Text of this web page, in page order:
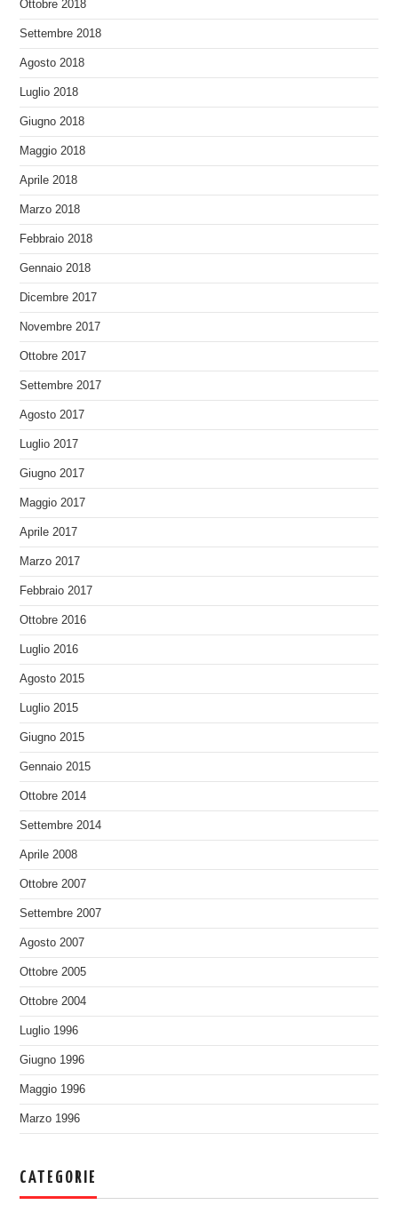
Ottobre 2018
Settembre 2018
Agosto 2018
Luglio 2018
Giugno 2018
Maggio 2018
Aprile 2018
Marzo 2018
Febbraio 2018
Gennaio 2018
Dicembre 2017
Novembre 2017
Ottobre 2017
Settembre 2017
Agosto 2017
Luglio 2017
Giugno 2017
Maggio 2017
Aprile 2017
Marzo 2017
Febbraio 2017
Ottobre 2016
Luglio 2016
Agosto 2015
Luglio 2015
Giugno 2015
Gennaio 2015
Ottobre 2014
Settembre 2014
Aprile 2008
Ottobre 2007
Settembre 2007
Agosto 2007
Ottobre 2005
Ottobre 2004
Luglio 1996
Giugno 1996
Maggio 1996
Marzo 1996
CATEGORIE